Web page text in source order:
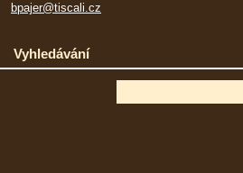
bpajer@tiscali.cz
Vyhledávání